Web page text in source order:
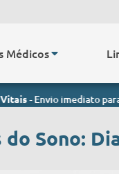
Médicos
imediato para todo o
Sono: